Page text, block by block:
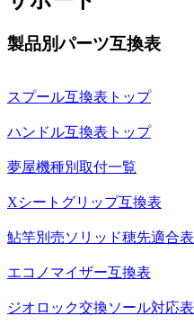
製品別パーツ互換表
スプール互換表トップ
ハンドル互換表トップ
夢屋機種別取付一覧
Xシートグリップ互換表
鮎竿別売ソリッド穂先適合表
エコノマイザー互換表
ジオロック交換ソール対応表